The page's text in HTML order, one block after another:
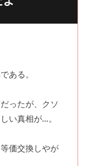
ある。
ったが、クソ
い真相が…。
価交換しやが